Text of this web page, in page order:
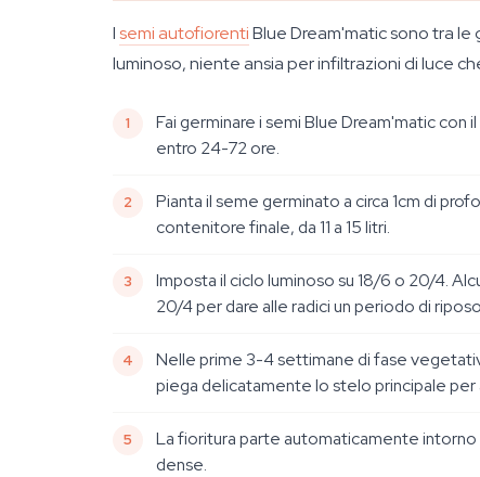
Isemi autofiorentiBlue Dream'matic sono tra
luminoso, niente ansia per infiltrazioni di luce
Fai germinare i semi Blue Dream'matic
entro 24-72 ore.
Pianta il seme germinato a circa 1cm di
contenitore finale, da 11 a 15 litri.
Imposta il ciclo luminoso su 18/6 o 20/4.
20/4 per dare alle radici un periodo di
Nelle prime 3-4 settimane di fase
piega delicatamente lo stelo principale per
La fioritura parte automaticamente intorno
dense.